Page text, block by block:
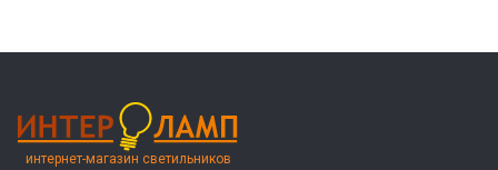
интернет-магазин светильников